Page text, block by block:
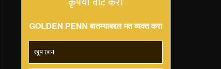
GOLDEN PENN बातम्याबद्दल मत व्यक्त करा
खूप छान